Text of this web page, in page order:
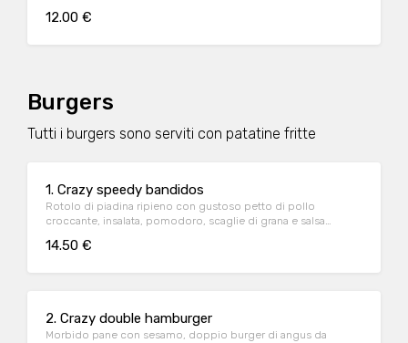
12.00 €
Burgers
Tutti i burgers sono serviti con patatine fritte
1. Crazy speedy bandidos
Rotolo di piadina ripieno con gustoso petto di pollo
croccante, insalata, pomodoro, scaglie di grana e salsa
14.50 €
2. Crazy double hamburger
Morbido pane con sesamo, doppio burger di angus da